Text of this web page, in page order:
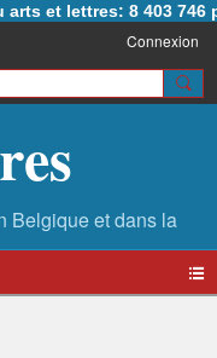
et lettres: 8 403 746
Connexion